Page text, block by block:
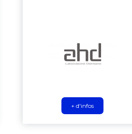
+ d'infos